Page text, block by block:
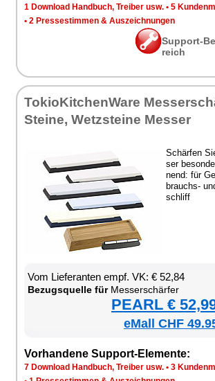
1 Down­load Hand­buch, Trei­ber usw. • 5
• 2 Pres­se­stim­men & Aus­zeich­nun­gen
Sup­port-
reich
To­kio­Kit­chen­Wa­re
Stei­ne, Wetz­stei­ne Mes­ser
Schär­fen
ser
nend: für
brauchs-
schliff
Vom Lie­fe­ran­ten empf. VK: € 52,84
Be­zugs­quel­le fürMes­ser­schär­fer
PEARL €
eMall CHF
Vor­han­de­ne Sup­port-Ele­men­te:
7 Down­load Hand­buch, Trei­ber usw. • 3